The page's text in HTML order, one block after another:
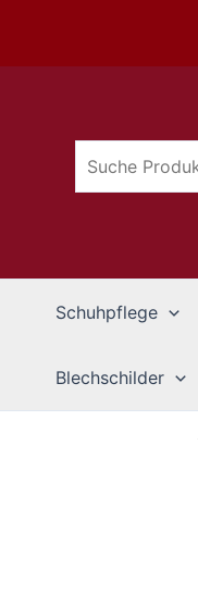
springen Suchen
Schuhpflege
Blechschilder